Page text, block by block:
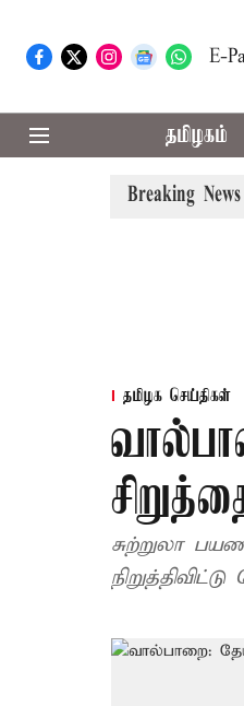
E-
தமிழகம்
Breaking News
சட்டமன்றத்தில் நாளை
தமிழக செய்திகள்
சுற்றுலா